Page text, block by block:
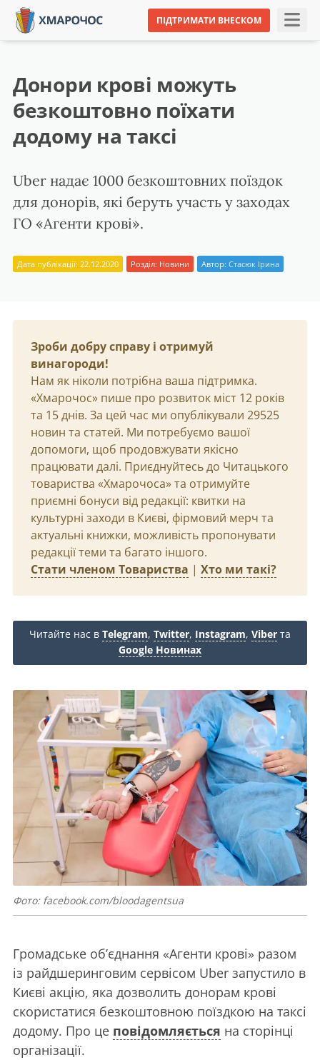
ПІДТРИМАТИ ВНЕСКОМ
Донори крові можуть
безкоштовно поїхати
додому на таксі
Uber надає 1000 безкоштовних поїздок
для донорів, які беруть участь у заходах
ГО «Агенти крові».
Дата публікації: 22.12.2020 Розділ: Новини Автор: Стасюк Ірина
Зроби добру справу і отримуй
винагороди!
Нам як ніколи потрібна ваша підтримка.
«Хмарочос» пише про розвиток міст 12 років
та 15 днів. За цей час ми опублікували 29525
новин та статей. Ми потребуємо вашої
допомоги, щоб продовжувати якісно
працювати далі. Приєднуйтесь до Читацького
товариства «Хмарочоса» та отримуйте
приємні бонуси від редакції: квитки на
культурні заходи в Києві, фірмовий мерч та
актуальні книжки, можливість пропонувати
редакції теми та багато іншого.
Стати членом Товариства | Хто ми такі?
Читайте нас в Telegram, Twitter, Instagram, Viber та
Google Новинах
Фото: facebook.com/bloodagentsua
Громадське об’єднання «Агенти крові» разом
із райдшеринговим сервісом Uber запустило в
Києві акцію, яка дозволить донорам крові
скористатися безкоштовною поїздкою на таксі
додому. Про це повідомляється на сторінці
організації.